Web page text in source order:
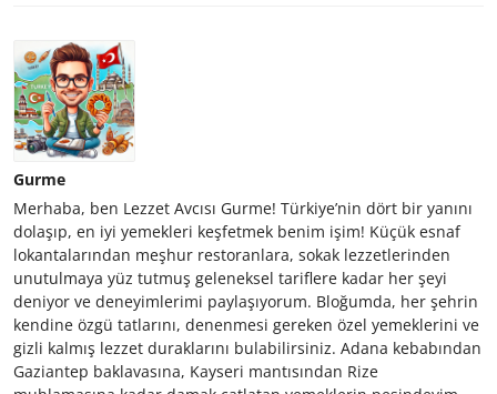
Gurme
Merhaba, ben Lezzet Avcısı Gurme! Türkiye’nin dört bir yanını
dolaşıp, en iyi yemekleri keşfetmek benim işim! Küçük esnaf
lokantalarından meşhur restoranlara, sokak lezzetlerinden
unutulmaya yüz tutmuş geleneksel tariflere kadar her şeyi
deniyor ve deneyimlerimi paylaşıyorum. Bloğumda, her şehrin
kendine özgü tatlarını, denenmesi gereken özel yemeklerini ve
gizli kalmış lezzet duraklarını bulabilirsiniz. Adana kebabından
Gaziantep baklavasına, Kayseri mantısından Rize